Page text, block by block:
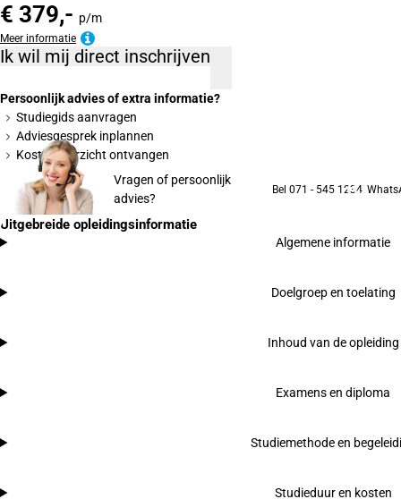
€ 379,- p/m
Meer informatie
Ik wil mij direct inschrijven
Persoonlijk advies of extra informatie?
Studiegids aanvragen
Adviesgesprek inplannen
Kostenoverzicht ontvangen
Vragen of persoonlijk
advies?
Bel 071 - 545 1234
Uitgebreide opleidingsinformatie
Algemene informatie
Doelgroep en toelating
Inhoud van de opleiding
Examens en diploma
Studiemethode en
Studieduur en kosten